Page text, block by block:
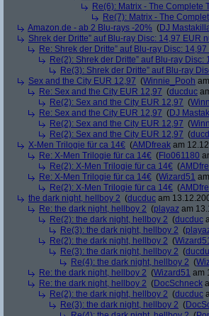
Re(6): Matrix - The Complete
Re(7): Matrix - The
Amazon.de - ab 2 Blu-rays -20% (DJ
Shrek der Dritte” auf Blu-ray Disc: 14,97 EUR
Re: Shrek der Dritte” auf Blu-ray Disc:
Re(2): Shrek der Dritte” auf Blu-ray
Re(3): Shrek der Dritte” auf Blu-ray
Sex and the City EUR 12,97 (Winnie_Pooh
Re: Sex and the City EUR 12,97 (ducduc
Re(2): Sex and the City EUR 12,97 (
Re: Sex and the City EUR 12,97 (DJ
Re(2): Sex and the City EUR 12,97 (
Re(2): Sex and the City EUR 12,97 (
X-Men Trilogie für ca 14€ (AMDfreak am
Re: X-Men Trilogie für ca 14€ (Flo061180
Re(2): X-Men Trilogie für ca 14€ (
Re: X-Men Trilogie für ca 14€ (Wizard51
Re(2): X-Men Trilogie für ca 14€ (
the dark night, hellboy 2 (ducduc am
Re: the dark night, hellboy 2 (playaz am
Re(2): the dark night, hellboy 2 (ducduc
Re(3): the dark night, hellboy 2 (
Re(2): the dark night, hellboy 2 (
Re(3): the dark night, hellboy 2 (
Re(4): the dark night, hellboy 2 (
Re: the dark night, hellboy 2 (Wizard51 am
Re: the dark night, hellboy 2 (DocSchneck
Re(2): the dark night, hellboy 2 (ducduc
Re(3): the dark night, hellboy 2 (